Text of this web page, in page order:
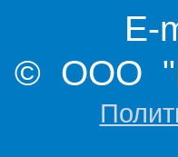
E-
© ООО